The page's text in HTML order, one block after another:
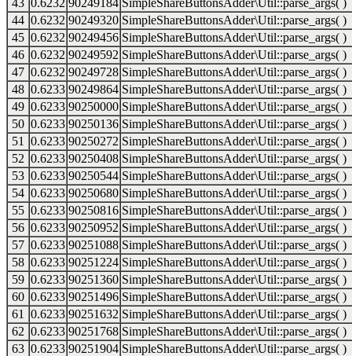
43 0.6232 90249184 SimpleShareButtonsAdder\Util::parse_args( )
44 0.6232 90249320 SimpleShareButtonsAdder\Util::parse_args( )
45 0.6232 90249456 SimpleShareButtonsAdder\Util::parse_args( )
46 0.6232 90249592 SimpleShareButtonsAdder\Util::parse_args( )
47 0.6232 90249728 SimpleShareButtonsAdder\Util::parse_args( )
48 0.6233 90249864 SimpleShareButtonsAdder\Util::parse_args( )
49 0.6233 90250000 SimpleShareButtonsAdder\Util::parse_args( )
50 0.6233 90250136 SimpleShareButtonsAdder\Util::parse_args( )
51
0.6233 90250272 SimpleShareButtonsAdder\Util::parse_args( )
52 0.6233 90250408 SimpleShareButtonsAdder\Util::parse_args( )
53 0.6233 90250544 SimpleShareButtonsAdder\Util::parse_args( )
54 0.6233 90250680 SimpleShareButtonsAdder\Util::parse_args( )
55 0.6233 90250816 SimpleShareButtonsAdder\Util::parse_args( )
56 0.6233 90250952 SimpleShareButtonsAdder\Util::parse_args( )
57 0.6233 90251088 SimpleShareButtonsAdder\Util::parse_args( )
58 0.6233 90251224 SimpleShareButtonsAdder\Util::parse_args( )
59 0.6233 90251360 SimpleShareButtonsAdder\Util::parse_args( )
60 0.6233 90251496 SimpleShareButtonsAdder\Util::parse_args( )
61
0.6233 90251632 SimpleShareButtonsAdder\Util::parse_args( )
62 0.6233 90251768 SimpleShareButtonsAdder\Util::parse_args( )
63 0.6233 90251904 SimpleShareButtonsAdder\Util::parse_args( )